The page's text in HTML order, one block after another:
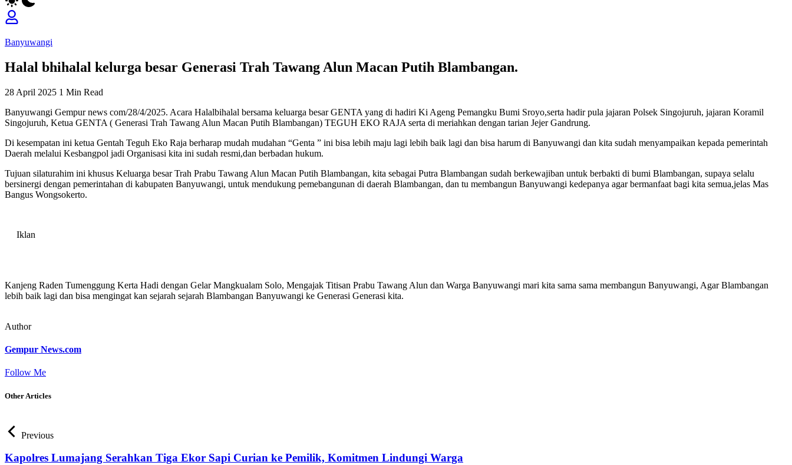
Banyuwangi
Halal bhihalal kelurga besar Generasi Trah Tawang Alun Macan Putih Blambangan.
28 April 2025 1 Min Read
Banyuwangi Gempur news com/28/4/2025. Acara Halalbihalal bersama keluarga besar GENTA yang di hadiri Ki Ageng Pemangku Bumi Sroyo,serta hadir pula jajaran Polsek Singojuruh, jajaran Koramil
Singojuruh, Ketua GENTA ( Generasi Trah Tawang Alun Macan Putih Blambangan) TEGUH EKO RAJA serta di meriahkan dengan tarian Jejer Gandrung.
Di kesempatan ini ketua Gentah Teguh Eko Raja berharap mudah mudahan “Genta ” ini bisa lebih maju lagi lebih baik lagi dan bisa harum di Banyuwangi dan kita sudah menyampaikan kepada pemerintah
Daerah melalui Kesbangpol jadi Organisasi kita ini sudah resmi,dan berbadan hukum.
Tujuan silaturahim ini khusus Keluarga besar Trah Prabu Tawang Alun Macan Putih Blambangan, kita sebagai Putra Blambangan sudah berkewajiban untuk berbakti di bumi Blambangan, supaya selalu
bersinergi dengan pemerintahan di kabupaten Banyuwangi, untuk mendukung pemebangunan di daerah Blambangan, dan tu membangun Banyuwangi kedepanya agar bermanfaat bagi kita semua,jelas Mas
Bangus Wongsokerto.
Iklan
Kanjeng Raden Tumenggung Kerta Hadi dengan Gelar Mangkualam Solo, Mengajak Titisan Prabu Tawang Alun dan Warga Banyuwangi mari kita sama sama membangun Banyuwangi, Agar Blambangan
lebih baik lagi dan bisa mengingat kan sejarah sejarah Blambangan Banyuwangi ke Generasi Generasi kita.
Author
Gempur News.com
Follow Me
Other Articles
Previous
Kapolres Lumajang Serahkan Tiga Ekor Sapi Curian ke Pemilik, Komitmen Lindungi Warga